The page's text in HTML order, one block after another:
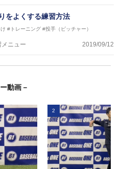
をよくする練習方法
#トレーニング #投手（ピッチャー）
メニュー 2019/09/12
動画－
2